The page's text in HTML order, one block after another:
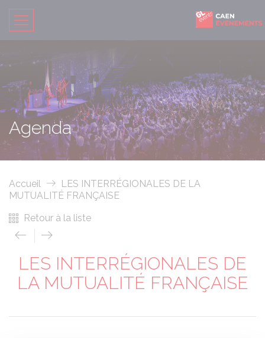
Agenda
Accueil
LES INTERRÉGIONALES DE LA
MUTUALITÉ FRANÇAISE
Retour à la liste
LES INTERRÉGIONALES DE
LA MUTUALITÉ FRANÇAISE